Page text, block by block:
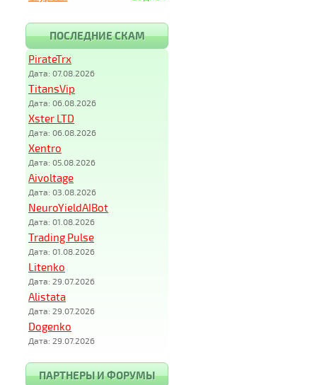
ПОСЛЕДНИЕ СКАМ
PirateTrx
Дата: 07.08.2026
TitansVip
Дата: 06.08.2026
Xster LTD
Дата: 06.08.2026
Xentro
Дата: 05.08.2026
Aivoltage
Дата: 03.08.2026
NeuroYieldAIBot
Дата: 01.08.2026
Trading Pulse
Дата: 01.08.2026
Litenko
Дата: 29.07.2026
Alistata
Дата: 29.07.2026
Dogenko
Дата: 29.07.2026
ПАРТНЕРЫ И ФОРУМЫ